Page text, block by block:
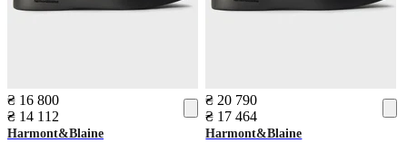
₴ 16 800
₴ 14 112
Harmont&Blaine
₴ 20 790
₴ 17 464
Harmont&Blaine